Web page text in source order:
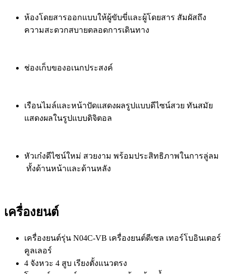
ห้องโดยสารออกแบบให้ผู้ขับขี่และผู้โดยสาร สัมผัสถึง
ความสะดวกสบายตลอดการเดินทาง
ช่องเก็บของอเนกประสงค์
เรือนไมล์และหน้าปัดแสดงผลรูปแบบดีไซน์สวย ทันสมัย
แสดงผลในรูปแบบดิจิตอล
หัวเก๋งดีไซน์ใหม่ สวยงาม พร้อมประสิทธิภาพในการลู่ลม
ทั้งด้านหน้าและด้านหลัง
เครื่องยนต์
เครื่องยนต์รุ่น N04C-VB เครื่องยนต์ดีเซล เทอร์โบอินเตอร์
คูลเลอร์
4 จังหวะ 4 สูบ เรียงตั้งแนวตรง